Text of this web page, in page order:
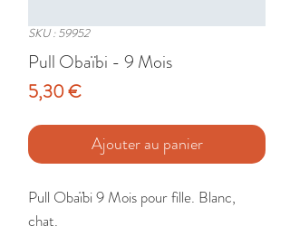
SKU : 59952
Pull Obaïbi - 9 Mois
5,30 €Prix
Ajouter au panier
Pull Obaïbi 9 Mois pour fille. Blanc,
chat.